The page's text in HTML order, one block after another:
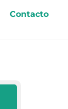
Contacto